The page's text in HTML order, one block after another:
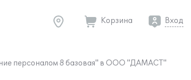
Корзина Вход
персоналом 8 базовая" в ООО "ДАМАСТ"